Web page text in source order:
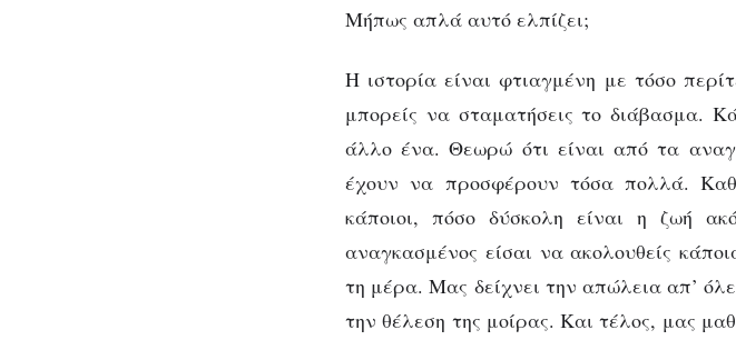
Μήπως απλά αυτό ελπίζει;
Η ιστορία είναι φτιαγμένη με τόσο
μπορείς να σταματήσεις το διάβασμα.
άλλο ένα. Θεωρώ ότι είναι από τα
έχουν να προσφέρουν τόσα πολλά.
κάποιοι, πόσο δύσκολη είναι η ζωή
αναγκασμένος είσαι να ακολουθείς
τη μέρα. Μας δείχνει την απώλεια απ’
την θέλεση της μοίρας. Και τέλος, μας